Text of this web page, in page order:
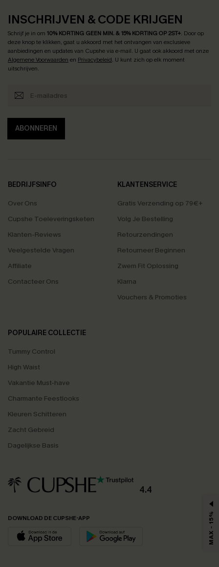
INSCHRIJVEN & CODE KRIJGEN
Schrijf je in om 10% KORTING GEEN MIN. & 15% KORTING OP 2ST+. Door op
deze knop te klikken, gaat u akkoord met het ontvangen van exclusieve
aanbiedingen en updates van Cupshe via e-mail. U gaat ook akkoord met onze
Algemene Voorwaarden en Privacybeleid. U kunt zich op elk moment
uitschrijven.
ABONNEREN
BEDRIJFSINFO
Over Ons
Cupshe Toeleveringsketen
Klanten-Reviews
Veelgestelde Vragen
Affiliate
Contacteer Ons
KLANTENSERVICE
Gratis Verzending op 79€+
Volg Je Bestelling
Retourzendingen
Retourneer Beginnen
Zwem Fit Oplossing
Klarna
Vouchers & Promoties
POPULAIRE COLLECTIE
Tummy Control
High Waist
Vakantie Must-have
Charmante Feestlooks
Kleuren Schitteren
Zacht Gebreid
Dagelijkse Basis
4.4
DOWNLOAD DE CUPSHE-APP MAX - 15%